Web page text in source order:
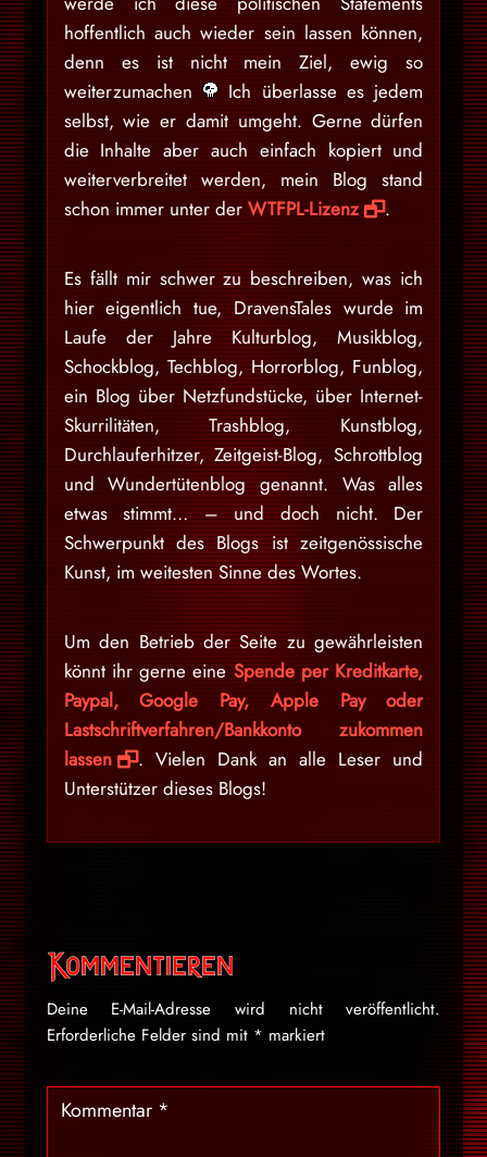
hoffentlich auch wieder sein lassen können,
denn es ist nicht mein Ziel, ewig so
weiterzumachen
Ich überlasse es jedem
selbst, wie er damit umgeht. Gerne dürfen
die Inhalte aber auch einfach kopiert und
weiterverbreitet werden, mein Blog stand
schon immer unter der WTFPL-Lizenz .
Es fällt mir schwer zu beschreiben, was ich
hier eigentlich tue, DravensTales wurde im
Laufe der Jahre Kulturblog, Musikblog,
Schockblog, Techblog, Horrorblog, Funblog,
ein Blog über Netzfundstücke, über Internet-
Skurrilitäten, Trashblog, Kunstblog,
Durchlauferhitzer, Zeitgeist-Blog, Schrottblog
und Wundertütenblog genannt. Was alles
etwas stimmt… – und doch nicht. Der
Schwerpunkt des Blogs ist zeitgenössische
Kunst, im weitesten Sinne des Wortes.
Um den Betrieb der Seite zu gewährleisten
könnt ihr gerne eine Spende per Kreditkarte,
Paypal, Google Pay, Apple Pay oder
Lastschriftverfahren/Bankkonto zukommen
lassen
. Vielen Dank an alle Leser und
Unterstützer dieses Blogs!
Kommentieren
Deine E-Mail-Adresse wird nicht veröffentlicht.
Erforderliche Felder sind mit * markiert